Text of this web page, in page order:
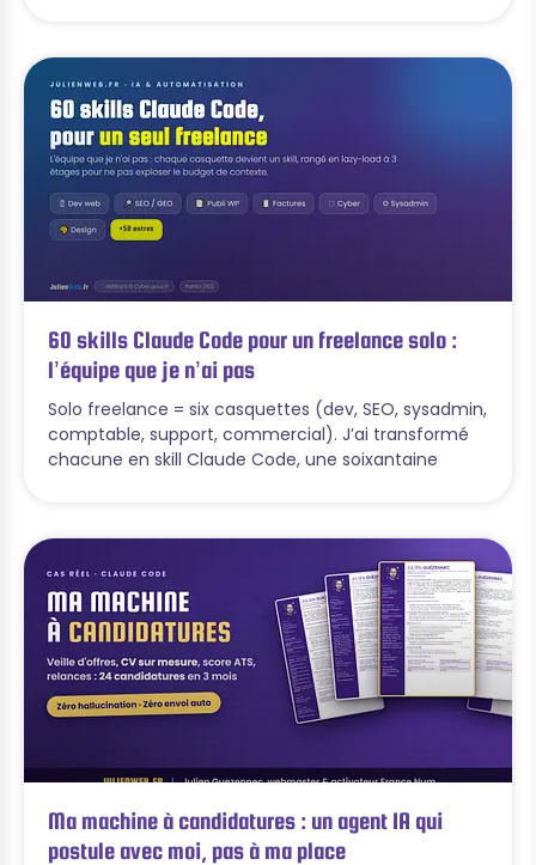
60 skills Claude Code pour un freelance solo :
l’équipe que je n’ai pas
Solo freelance = six casquettes (dev, SEO, sysadmin,
comptable, support, commercial). J’ai transformé
chacune en skill Claude Code, une soixantaine
Ma machine à candidatures : un agent IA qui
postule avec moi, pas à ma place